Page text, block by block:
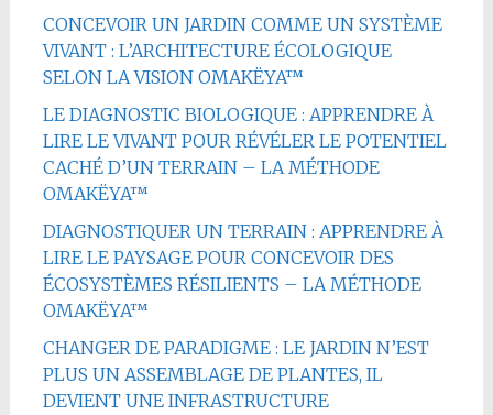
CONCEVOIR UN JARDIN COMME UN SYSTÈME
VIVANT : L’ARCHITECTURE ÉCOLOGIQUE
SELON LA VISION OMAKËYA™
LE DIAGNOSTIC BIOLOGIQUE : APPRENDRE À
LIRE LE VIVANT POUR RÉVÉLER LE POTENTIEL
CACHÉ D’UN TERRAIN – LA MÉTHODE
OMAKËYA™
DIAGNOSTIQUER UN TERRAIN : APPRENDRE À
LIRE LE PAYSAGE POUR CONCEVOIR DES
ÉCOSYSTÈMES RÉSILIENTS – LA MÉTHODE
OMAKËYA™
CHANGER DE PARADIGME : LE JARDIN N’EST
PLUS UN ASSEMBLAGE DE PLANTES, IL
DEVIENT UNE INFRASTRUCTURE